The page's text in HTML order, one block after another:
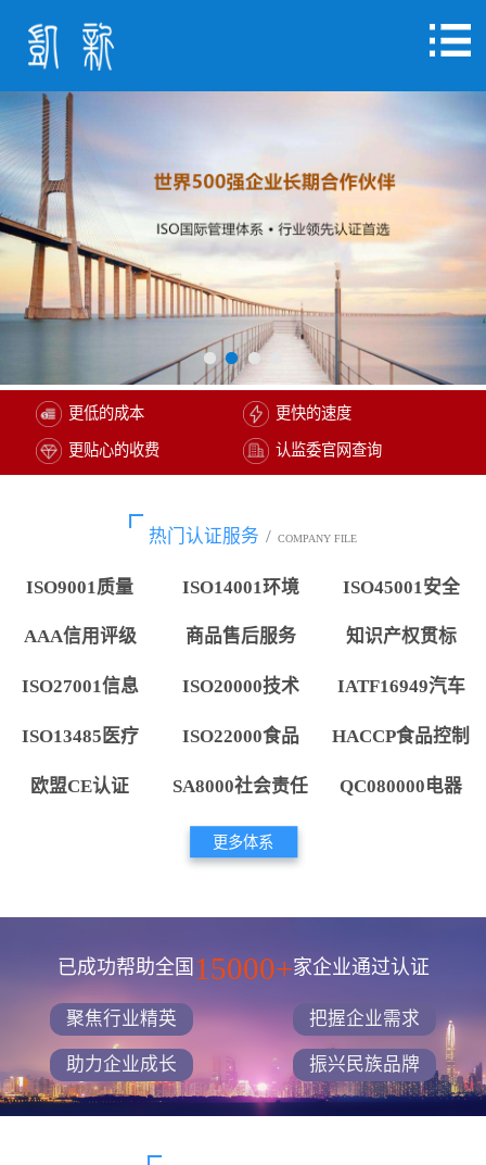
更低的成本 更快的速度
更贴心的收费 认监委官网查询
热门认证服务 / COMPANY FILE
ISO9001质量 ISO14001环境 ISO45001安全
AAA信用评级 商品售后服务 知识产权贯标
ISO27001信息 ISO20000技术 IATF16949汽车
ISO13485医疗 ISO22000食品 HACCP食品控制
欧盟CE认证 SA8000社会责任 QC080000电器
更多体系
已成功帮助全国 15000+家企业通过认证
聚焦行业精英 把握企业需求
助力企业成长 振兴民族品牌